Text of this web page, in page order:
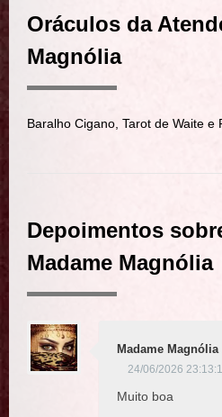
Oráculos da
Magnólia
Baralho Cigano, Tarot de Waite e
Depoimentos
Madame Magnólia
Madame Magnólia
24/06/2026
Muito boa